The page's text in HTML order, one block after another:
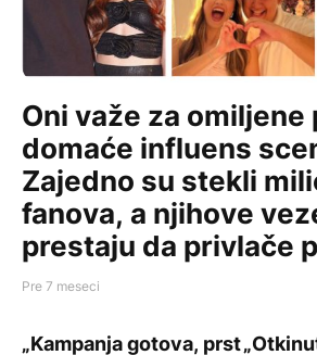
Oni važe za omiljene
domaće influens
Zajedno su stekli
fanova, a njihove
prestaju da privlače
Pre 7 meseci
„Kampanja gotova, prst
„Kampanja gotova, prst